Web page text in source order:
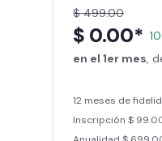
Smart Fit
línea) en la
Acceso a
$ 499.00
$ 0.00*
en el 1er mes ,
12 meses de
Inscripción $